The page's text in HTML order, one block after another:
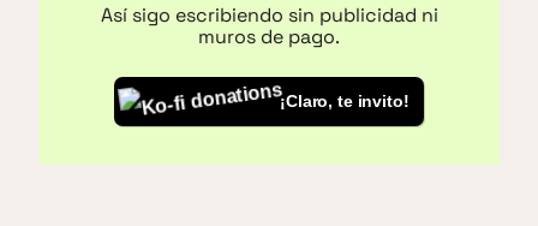
Así sigo escribiendo sin publicidad ni
muros de pago.
¡Claro, te invito!